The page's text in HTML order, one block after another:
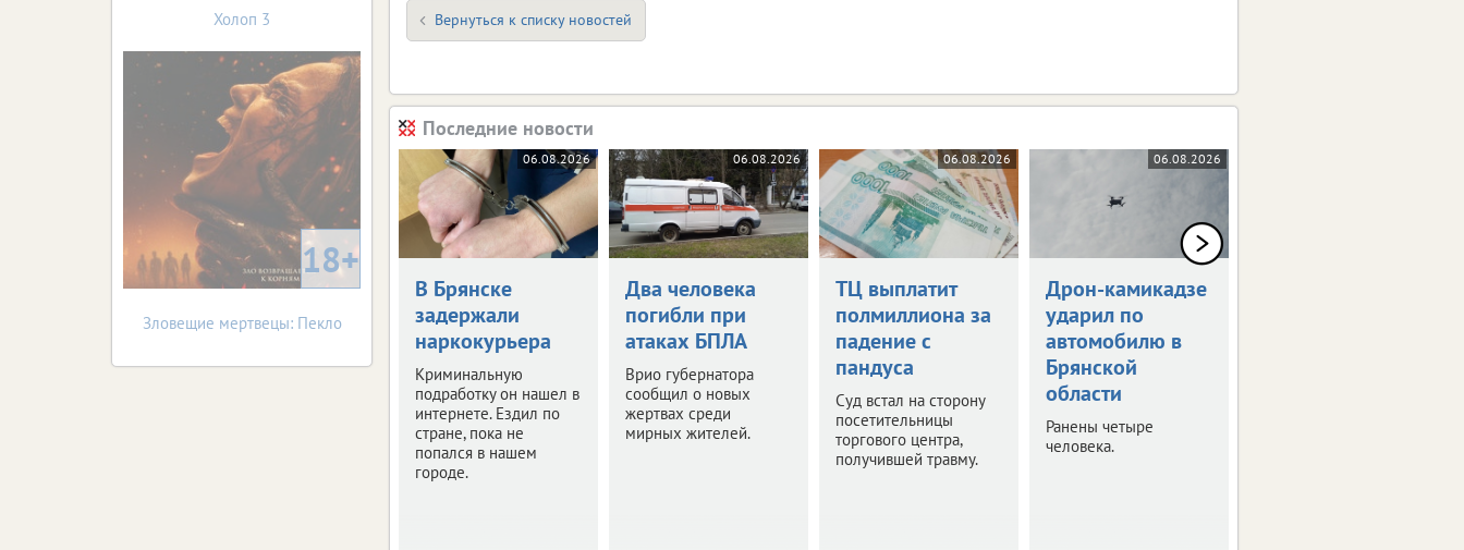
Вернуться к списку новостей
Последние новости
06.08.2026
В Брянске
задержали
наркокурьера
Криминальную
подработку он нашел в
интернете. Ездил по
стране, пока не
попался в нашем
городе.
06.08.2026
Два человека
погибли при
атаках БПЛА
Врио губернатора
сообщил о новых
жертвах среди
мирных жителей.
06.08.2026
ТЦ выплатит
полмиллиона за
падение с
пандуса
Суд встал на сторону
посетительницы
торгового центра,
получившей травму.
06.08.2026
Дрон-камикадзе
ударил по
автомобилю в
Брянской
области
Ранены четыре
человека.
Холоп 3
18+
Зловещие мертвецы: Пекло